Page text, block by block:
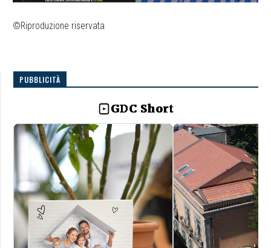
©Riproduzione riservata
PUBBLICITÀ
GDC Short